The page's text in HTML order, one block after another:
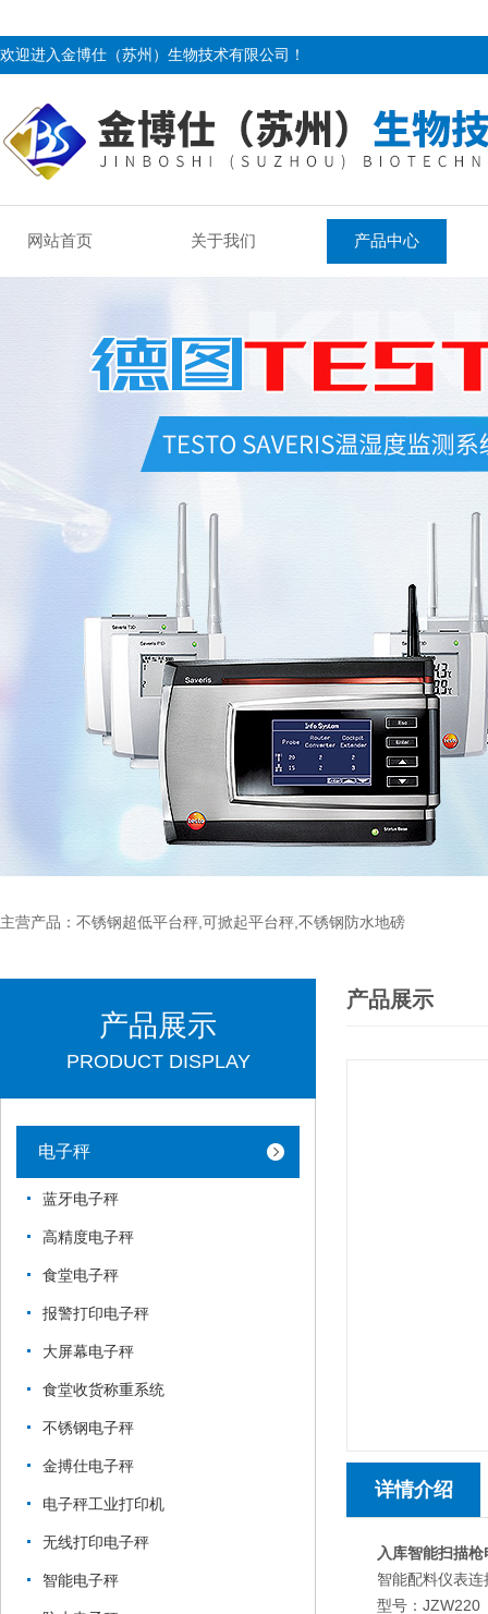
欢迎进入金博仕（苏州）生物技术有限公司！
网站首页 关于我们 产品中心
主营产品：不锈钢超低平台秤,可掀起平台秤,不锈钢防水地磅
产品展示
PRODUCT DISPLAY
电子秤
蓝牙电子秤
高精度电子秤
食堂电子秤
报警打印电子秤
大屏幕电子秤
食堂收货称重系统
不锈钢电子秤
金搏仕电子秤
电子秤工业打印机
无线打印电子秤
智能电子秤
产品展示
详情介绍
入库智能扫描
智能配料仪表
型号：JZW220